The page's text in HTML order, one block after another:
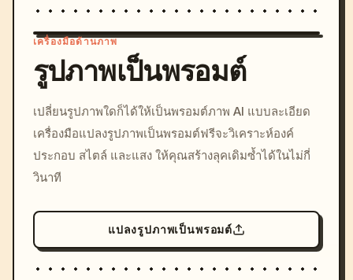
c, cyberpunk sunset, neon
colors, 8k --v 6.0
เครื่องมือด้านภาพ
รูปภาพเป็นพรอมต์
เปลี่ยนรูปภาพใดก็ได้ให้เป็นพรอมต์ภาพ AI แบบละเอียด
เครื่องมือแปลงรูปภาพเป็นพรอมต์ฟรีจะวิเคราะห์องค์
ประกอบ สไตล์ และแสง ให้คุณสร้างลุคเดิมซ้ำได้ในไม่กี่
วินาที
แปลงรูปภาพเป็นพรอมต์